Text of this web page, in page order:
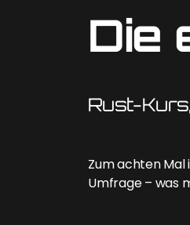
Die
Rust-Kurs,
Zum achten
Umfrage – was